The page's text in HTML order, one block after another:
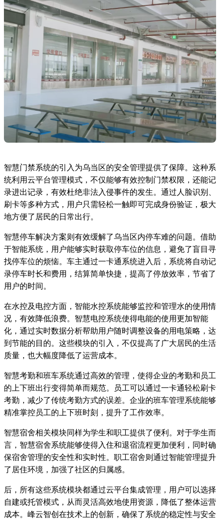
智慧门禁系统的引入为乌当区的安全管理提供了保障。这种系
统利用云平台管理模式，不仅能够有效控制门禁权限，还能记
录进出记录，有效杜绝非法入侵事件的发生。通过人脸识别、
刷卡等多种方式，用户只需轻松一触即可完成身份验证，极大
地方便了居民的日常出行。
智慧停车解决方案则有效缓解了乌当区内停车难的问题。借助
于智能系统，用户能够实时获取停车位的信息，避免了盲目寻
找停车位的烦恼。车主通过一卡通系统进入后，系统将自动记
录停车时长和费用，结算简单快捷，提高了停放效率，节省了
用户的时间。
在水控及电控方面，智能水控系统能够监控和管理水的使用情
况，有效降低浪费。智慧电控系统使得电能的使用更加智能
化，通过实时数据分析帮助用户随时调整设备的用电策略，达
到节能的目的。这些模块的引入，不仅提高了广大居民的生活
质量，也大幅度降低了运营成本。
智慧考勤和班车系统通过高效的管理，使得企业的考勤和员工
的上下班出行变得简单而规范。员工可以通过一卡通轻松刷卡
考勤，减少了传统考勤方式的误差。企业的班车管理系统能够
精准掌控员工的上下班时刻，提升了工作效率。
智慧宿舍相关模块同样为学生和职工提供了便利。对于学生而
言，智慧宿舍系统能够使得入住和退宿流程更加便利，同时确
保宿舍管理的安全性和实时性。职工宿舍则通过智能管理提升
了居住环境，加强了社区的归属感。
后，所有这些系统模块都通过云平台集成管理，用户可以选择
自建或托管模式，从而灵活高效地使用资源，降低了整体运营
成本。峰云智创在技术上的创新，确保了系统的稳定性与安全